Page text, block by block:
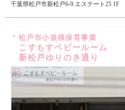
千葉県松戸市新松戸6-9 エステート25 1F
松戸市小規模保育事業
こすもすベビールーム
新松戸ゆりのき通り